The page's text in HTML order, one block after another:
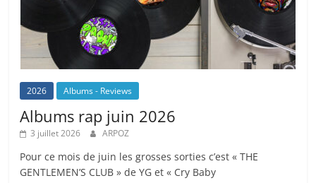
2026 Albums - Reviews
Albums rap juin 2026
3 juillet 2026 ARPOZ
Pour ce mois de juin les grosses sorties c’est « THE
GENTLEMEN’S CLUB » de YG et « Cry Baby